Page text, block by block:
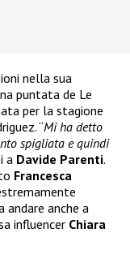
nella sua
puntata de Le
per la stagione
“Mi ha detto
spigliata e quindi
a Davide Parenti.
Francesca
andare anche a
influencer Chiara